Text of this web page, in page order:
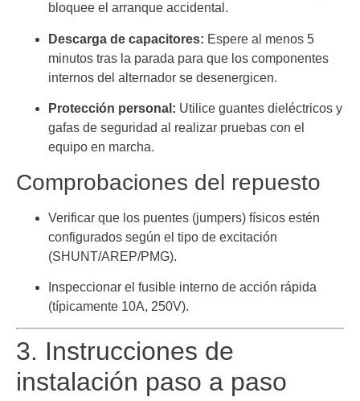
bloquee el arranque accidental.
Descarga de capacitores: Espere al menos 5
minutos tras la parada para que los componentes
internos del alternador se desenergicen.
Protección personal: Utilice guantes dieléctricos y
gafas de seguridad al realizar pruebas con el
equipo en marcha.
Comprobaciones del repuesto
Verificar que los puentes (jumpers) físicos estén
configurados según el tipo de excitación
(SHUNT/AREP/PMG).
Inspeccionar el fusible interno de acción rápida
(típicamente 10A, 250V).
3. Instrucciones de
instalación paso a paso